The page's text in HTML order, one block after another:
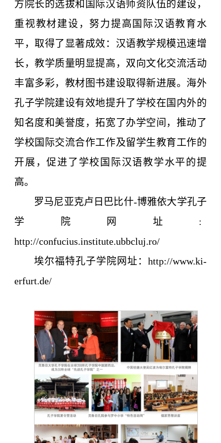
方院长的选拔和国际汉语师资队伍的建设，
重视教材建设，努力提高国际汉语教育水
平，取得了显著成效：汉语教学规模迅速增
长，教学质量明显提高，双向文化交流活动
丰富多彩，教材图书建设取得新进展。海外
孔子学院建设有效地提升了学校在国内外的
知名度和美誉度，拓宽了办学空间，推动了
学校国际交流合作工作及留学生教育工作的
开展，促进了学校国际汉语教学水平的提
高。
罗马尼亚克卢日巴比什-博雅依大学孔子
学院网址:
http://confucius.institute.ubbcluj.ro/
埃尔福特孔子学院网址：http://www.ki-
erfurt.de/